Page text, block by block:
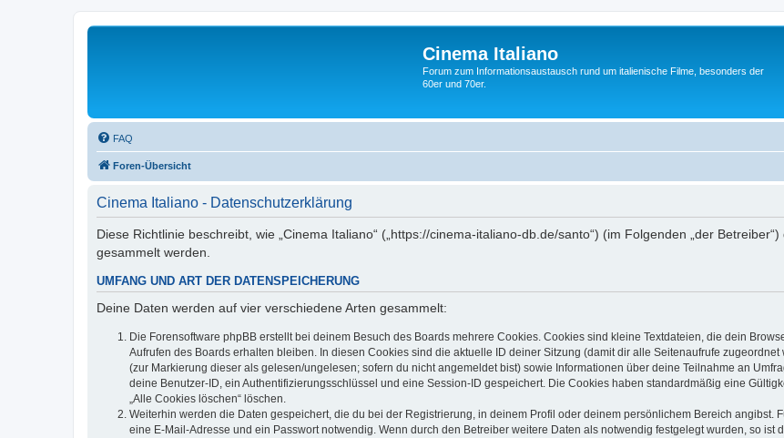
Cinema Italiano
Forum zum Informationsaustausch rund um italienische Filme, besonders der
60er und 70er.
FAQ
Foren-Übersicht
Cinema Italiano - Datenschutzerklärung
Diese Richtlinie beschreibt, wie „Cinema Italiano“ („https://cinema-italiano-db.de/santo“) (im Folgenden „der
gesammelt werden.
UMFANG UND ART DER DATENSPEICHERUNG
Deine Daten werden auf vier verschiedene Arten gesammelt:
Die Forensoftware phpBB erstellt bei deinem Besuch des Boards mehrere Cookies. Cookies sind kleine Textdateien, die dein
Aufrufen des Boards erhalten bleiben. In diesen Cookies sind die aktuelle ID deiner Sitzung (damit dir alle Seitenaufrufe
(zur Markierung dieser als gelesen/ungelesen; sofern du nicht angemeldet bist) sowie Informationen über deine Teilnahme an
deine Benutzer-ID, ein Authentifizierungsschlüssel und eine Session-ID gespeichert. Die Cookies haben standardmäßig eine
„Alle Cookies löschen“ löschen.
Weiterhin werden die Daten gespeichert, die du bei der Registrierung, in deinem Profil oder deinem persönlichem Bereich
eine E-Mail-Adresse und ein Passwort notwendig. Wenn durch den Betreiber weitere Daten als notwendig festgelegt wurden, so ist